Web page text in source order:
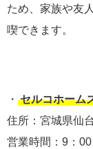
ため、家族や友
喫できます。
・ セルコホーム
住所：宮城県仙
営業時間：9：